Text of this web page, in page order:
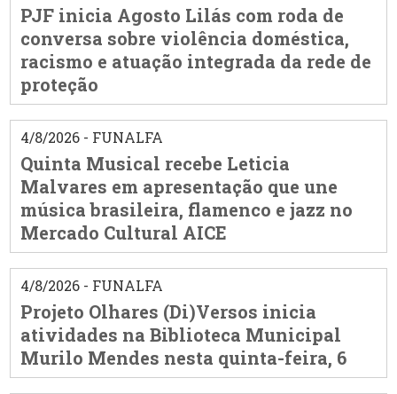
PJF inicia Agosto Lilás com roda de
conversa sobre violência doméstica,
racismo e atuação integrada da rede de
proteção
4/8/2026 - FUNALFA
Quinta Musical recebe Leticia
Malvares em apresentação que une
música brasileira, flamenco e jazz no
Mercado Cultural AICE
4/8/2026 - FUNALFA
Projeto Olhares (Di)Versos inicia
atividades na Biblioteca Municipal
Murilo Mendes nesta quinta-feira, 6